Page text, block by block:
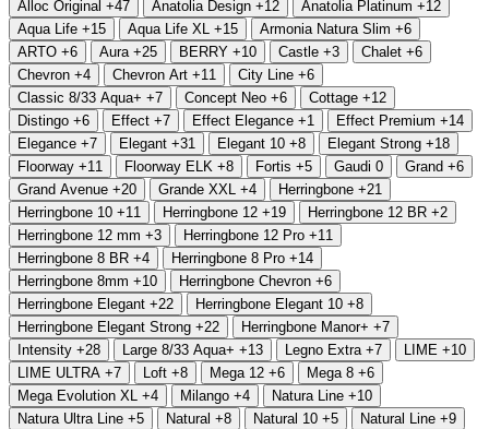
Alloc Original +47 Anatolia Design +12 Anatolia Platinum +12
Aqua Life +15 Aqua Life XL +15 Armonia Natura Slim +6
ARTO +6 Aura +25 BERRY +10 Castle +3 Chalet +6
Chevron +4 Chevron Art +11 City Line +6
Classic 8/33 Aqua+ +7 Concept Neo +6 Cottage +12
Distingo +6 Effect +7 Effect Elegance +1 Effect Premium +14
Elegance +7 Elegant +31 Elegant 10 +8 Elegant Strong +18
Floorway +11 Floorway ELK +8 Fortis +5 Gaudi 0 Grand +6
Grand Avenue +20 Grande XXL +4 Herringbone +21
Herringbone 10 +11 Herringbone 12 +19 Herringbone 12 BR +2
Herringbone 12 mm +3 Herringbone 12 Pro +11
Herringbone 8 BR +4 Herringbone 8 Pro +14
Herringbone 8mm +10 Herringbone Chevron +6
Herringbone Elegant +22 Herringbone Elegant 10 +8
Herringbone Elegant Strong +22 Herringbone Manor+ +7
Intensity +28 Large 8/33 Aqua+ +13 Legno Extra +7 LIME +10
LIME ULTRA +7 Loft +8 Mega 12 +6 Mega 8 +6
Mega Evolution XL
+4 Milango +4 Natura Line +10
Natura Ultra Line +5 Natural +8 Natural 10 +5 Natural Line +9